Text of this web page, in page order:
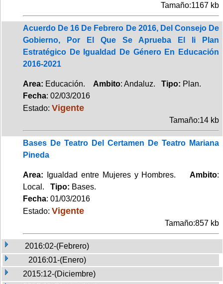
Tamaño:1167 kb
Acuerdo De 16 De Febrero De 2016, Del Consejo De
Gobierno, Por El Que Se Aprueba El Ii Plan
Estratégico De Igualdad De Género En Educación
2016-2021
Area: Educación. Ambito: Andaluz. Tipo: Plan.
Fecha: 02/03/2016
Estado: Vigente
Tamaño:14 kb
Bases De Teatro Del Certamen De Teatro Mariana
Pineda
Area: Igualdad entre Mujeres y Hombres. Ambito:
Local. Tipo: Bases.
Fecha: 01/03/2016
Estado: Vigente
Tamaño:857 kb
2016:02-(Febrero)
2016:01-(Enero)
2015:12-(Diciembre)